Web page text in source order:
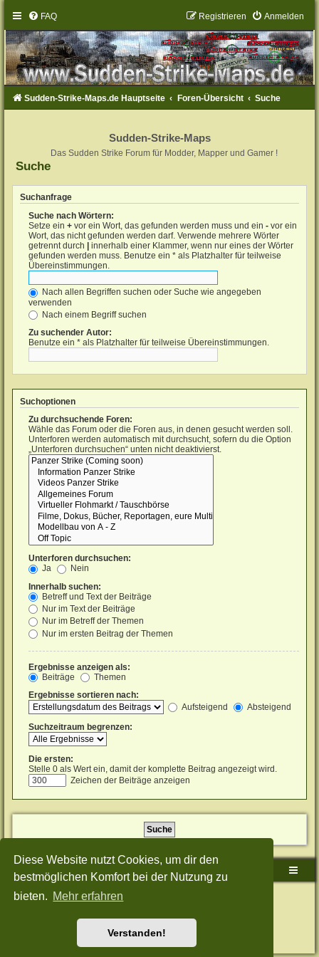
Diese Website nutzt Cookies, um dir den
bestmöglichen Komfort bei der Nutzung zu
bieten. Mehr erfahren
Verstanden!
FAQ Anmelden
Registrieren
Sudden-Strike-Maps.de Hauptseite Foren-Übersicht Suche
Sudden-Strike-Maps
Das Sudden Strike Forum für Modder, Mapper und Gamer !
Suche
Suchanfrage
Suche nach Wörtern:
Setze ein+ vor ein Wort, das gefunden werden muss und ein- vor ein
Wort, das nicht gefunden werden darf. Verwende mehrere Wörter
getrennt durch
innerhalb einer Klammer, wenn nur eines der Wörter
gefunden werden muss. Benutze ein * als Platzhalter für teilweise
Übereinstimmungen.
Nach allen Begriffen suchen oder Suche wie angegeben
verwenden
Nach einem Begriff suchen
Zu suchender Autor:
Benutze ein * als Platzhalter für teilweise Übereinstimmungen.
Suchoptionen
Zu durchsuchende Foren:
Wähle das Forum oder die Foren aus, in denen gesucht werden soll.
Unterforen werden automatisch mit durchsucht, sofern du die Option
„Unterforen durchsuchen“ unten nicht deaktivierst.
Unterforen durchsuchen:
Ja
Nein
Innerhalb suchen:
Betreff und Text der Beiträge
Nur im Text der Beiträge
Nur im Betreff der Themen
Nur im ersten Beitrag der Themen
Ergebnisse anzeigen als:
Beiträge
Themen
Ergebnisse sortieren nach:
Aufsteigend
Absteigend
Suchzeitraum begrenzen:
Die ersten:
Stelle 0 als Wert ein, damit der komplette Beitrag angezeigt wird.
Zeichen der Beiträge anzeigen
Sudden-Strike-Maps.de Hauptseite Foren-Übersicht
Powered byphpBB® Forum Software © phpBB Limited
Style: Green-Style-Split by Joyce&LunaphpBB-Style-Design
Nutzungsbedingungen